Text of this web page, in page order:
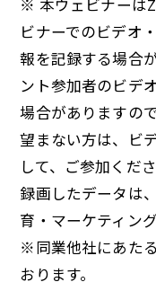
※ 本ウェビナーは
ビナーでのビデオ
報を記録する場合
ント参加者のビデ
場合がありますの
望まない方は、ビ
して、ご参加くださ
録画したデータは
育・マーケティン
※同業他社にあた
おります。